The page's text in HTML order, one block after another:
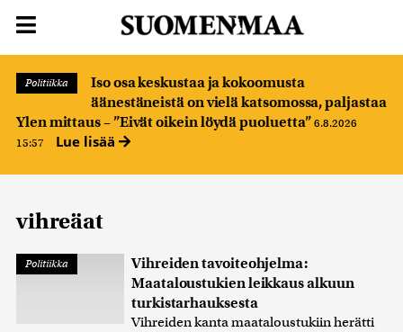
Politiikka
Iso osa keskustaa ja kokoomusta
äänestäneistä on vielä katsomossa, paljastaa
Ylen mittaus – ”Eivät oikein löydä puoluetta” 6.8.2026
15:57
Lue lisää
vihreäat
Politiikka
Vihreiden tavoiteohjelma:
Maataloustukien leikkaus alkuun
turkistarhauksesta
Vihreiden kanta maataloustukiin herätti